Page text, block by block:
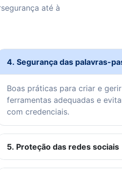
até à
4. Segurança das palavras-
Boas práticas para criar e
ferramentas adequadas e
com credenciais.
5. Proteção das redes sociais